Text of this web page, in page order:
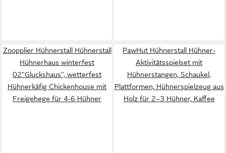
Zoopplier Hühnerstall Hühnerstall
Hühnerhaus winterfest
02"Gluckshaus", wetterfest
Hühnerkäfig Chickenhouse mit
Freigehege für 4-6 Hühner
PawHut Hühnerstall Hühner-
Aktivitätsspielset mit
Hühnerstangen, Schaukel,
Plattformen, Hühnerspielzeug aus
Holz für 2–3 Hühner, Kaffee